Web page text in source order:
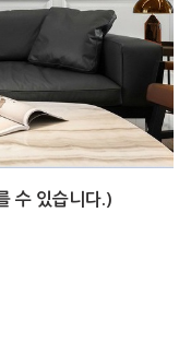
수 있습니다.)